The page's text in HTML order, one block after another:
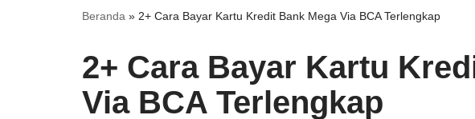
Beranda » 2+ Cara Bayar Kartu Kredit Bank Mega Via BCA Terlengkap
2+ Cara Bayar Kartu
Via BCA Terlengkap